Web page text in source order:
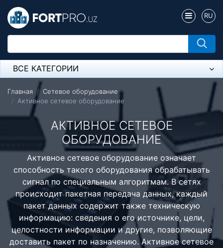
RU
ВСЕ КАТЕГОРИИ
Микрофон
Напольные розетки
Оборудование Mikrotik
Пылесос
Спикерфон
Модемы ADSL, Wan/Lan Роутеры, Wi-Fi
IP Телефония
Стереосистемы
Главная
Сетевое оборудование
Активное сетевое оборудование
АКТИВНОЕ СЕТЕВОЕ
ОБОРУДОВАНИЕ
Активное сетевое оборудование означает
способность такого оборудования обрабатывать
сигнал по специальным алгоритмам. В сетях
происходит пакетная передача данных, каждый
пакет данных содержит также техническую
информацию: сведения о его источнике, цели,
целостности информации и другие, позволяющие
доставить пакет по назначению. Активное сетевое